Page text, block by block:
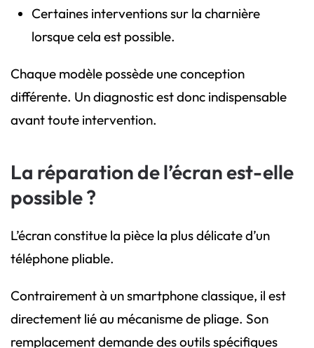
Certaines interventions sur la charnière
lorsque cela est possible.
Chaque modèle possède une conception
différente. Un diagnostic est donc indispensable
avant toute intervention.
La réparation de l’écran est-elle
possible ?
L’écran constitue la pièce la plus délicate d’un
téléphone pliable.
Contrairement à un smartphone classique, il est
directement lié au mécanisme de pliage. Son
remplacement demande des outils spécifiques